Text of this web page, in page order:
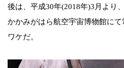
後は、平成30年(2018年)3月より
かかみがはら航空宇宙博物館に
ワケだ。